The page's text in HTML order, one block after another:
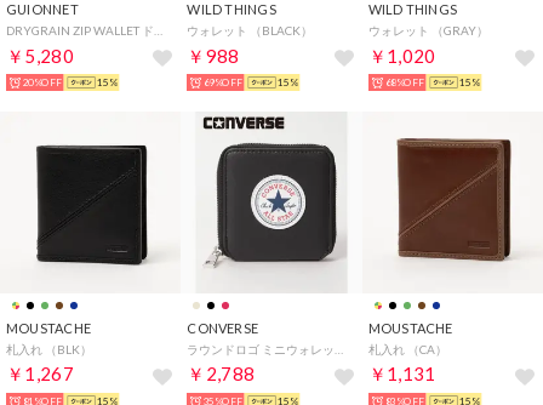
GUIONNET
￥5,280
20%OFF 15%
WILD THINGS
ウォレット （BLACK）
￥988
69%OFF 15%
WILD THINGS
ウォレット （GRAY）
￥1,020
68%OFF 15%
MOUSTACHE
札入れ （BLK）
￥1,267
81%OFF 15%
CONVERSE
￥2,788
35%OFF 15%
MOUSTACHE
札入れ （CA）
￥1,131
83%OFF 15%